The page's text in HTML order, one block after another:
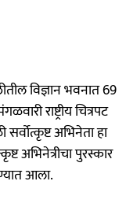
विज्ञान भवनात 69
राष्ट्रीय चित्रपट
अभिनेता हा
अभिनेत्रीचा पुरस्कार
आला.